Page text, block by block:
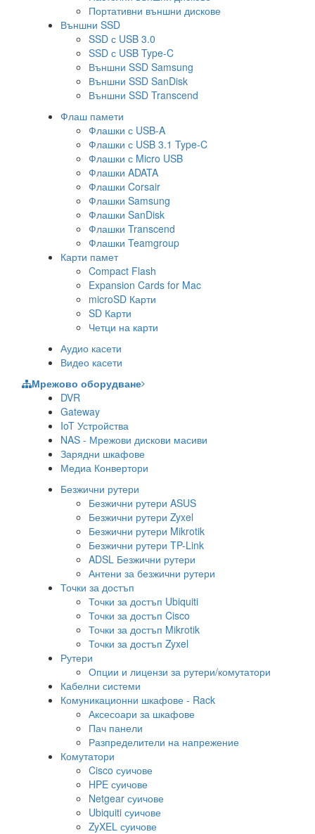
Портативни външни дискове
Външни SSD
SSD с USB 3.0
SSD с USB Type-C
Външни SSD Samsung
Външни SSD SanDisk
Външни SSD Transcend
Флаш памети
Флашки с USB-A
Флашки с USB 3.1 Type-C
Флашки с Micro USB
Флашки ADATA
Флашки Corsair
Флашки Samsung
Флашки SanDisk
Флашки Transcend
Флашки Teamgroup
Карти памет
Compact Flash
Expansion Cards for Mac
microSD Карти
SD Карти
Четци на карти
Аудио касети
Видео касети
Мрежово оборудване
DVR
Gateway
IoT Устройства
NAS - Мрежови дискови масиви
Зарядни шкафове
Медиа Конвертори
Безжични рутери
Безжични рутери ASUS
Безжични рутери Zyxel
Безжични рутери Mikrotik
Безжични рутери TP-Link
ADSL Безжични рутери
Антени за безжични рутери
Точки за достъп
Точки за достъп Ubiquiti
Точки за достъп Cisco
Точки за достъп Mikrotik
Точки за достъп Zyxel
Рутери
Опции и лицензи за рутери/комутатори
Кабелни системи
Комуникационни шкафове - Rack
Аксесоари за шкафове
Пач панели
Разпределители на напрежение
Комутатори
Cisco суичове
HPE суичове
Netgear суичове
Ubiquiti суичове
ZyXEL суичове